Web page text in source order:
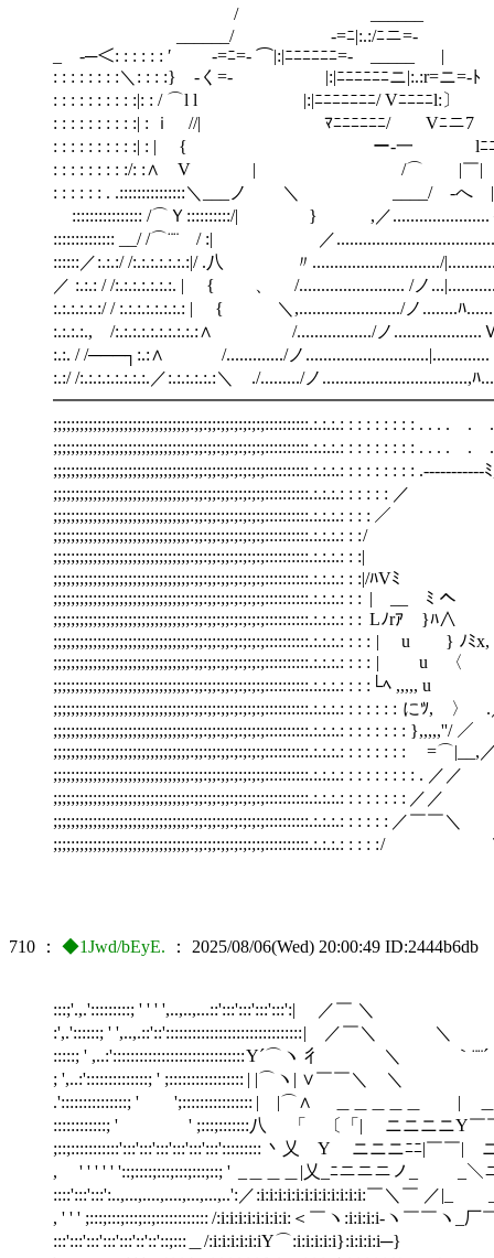
/ ______ /⌒l...} | . . . . . . . : :
______/ -=ﾆ|:.:/ﾆニ=- }./〈 . . . .
_ -─＜: : : : : : ′ -=ﾆ=‐ ⌒|:|ﾆﾆﾆﾆﾆﾆ=-
: : : : : : : :＼: : : :} -く=‐ |:|ﾆﾆﾆﾆﾆﾆニ
: : : : : : : : : :|: : / ⌒l l |:|ﾆﾆﾆﾆﾆﾆﾆ/ Vﾆﾆﾆ
: : : : : : : : : :| : ｉ //| ﾏﾆﾆﾆﾆﾆﾆ/ Vﾆ
: : : : : : : : : :| : | { ー‐一 lﾆﾆ/
: : : : : : : : :/: :∧ V | /⌒ |￣| .
: : : : : : . .:::::::::::::::＼___ノ ＼
:::::::::::::::: /⌒Ｙ::::::::::/| } ,／
:::::::::::::: __/ /⌒¨¨ / :| ／
::::::／:.:.:/ /:.:.:.:.:.:.:|/ .八 〃............................./
／ :.:.: / /:.:.:.:.:.:.:. | { 、 /
:.:.:.:.:.:/ / :.:.:.:.:.:.:.: | { ＼
:.:.:.:., /:.:.:.:.:.:.:.:.:.:∧ /
:.:. / /───┐:.:∧ /............./ノ
:.:/ /:.:.:.:.:.:.:.:.／:.:.:.:.:.:＼ ./
;;;;;;;;;;;;;;;;;;;;;;;;;;;;;;;:;;:;;:;;:;:;:;:;::::::::::.:.:.:.: : :
;;;;;;;;;;;;;;;;;;;;;;;;;;;;;;;:;;:;;:;;:;:;:;:;::::::::::.:.:.:.: : : : : : :
;;;;;;;;;;;;;;;;;;;;;;;;;;;;;;;:;;:;;:;;:;:;:;:;::::::::::.:.:.:.: :
;;;;;;;;;;;;;;;;;;;;;;;;;;;;;;;:;;:;;:;;:;:;:;:;::::::::::.:.:.:.: : :
710 ： ◆1Jwd/bEyE. ： 2025/08/06(Wed) 20:00:49 ID:2444b6db
:::;'.,.':::::::::; ' ' ' ',..,..,...::':::':::':::':::':| ／￣ ＼
:',.'::::::; ' ',..,.::'::'::::::::::::::::::::::::::::::: | ／￣＼ ＼
:::::; ' ,..:':::::::::::::::::::::::::::::: Y´⌒ヽ 彳 ＼ ｀¨¨´
; ',..:'::::::::::::::; ' ;::::::::::::::::: | |⌒ヽ| ∨￣￣＼ ＼
.':::::::::::::::; ' ';:::::::::::::::: | |⌒∧ ＿＿＿＿＿ |
::::::::::::; ' ' ;:::;:::::::八 「 〔「| ニニニニΥ￣￣
;::;:::::::::::':::':::':::':::':::':::'::::::::: 丶乂 Υ ニニニﾆﾆ|
, ' ' ' ' ' '::;::::;:::;:::;:::;::; ' _＿＿＿|乂_ﾆニニ
::::':::':::':..,...,....,....,...,...,..':／:i:i:i:i:i:i:i:i:i:i:i:i:￣＼￣
, ' ' ' ;:::;:::;:::;::;:::::::::::: /:i:i:i:i:i:i:i:i:＜￣ヽ
:::':::':::':::':::'::'::'::;:::＿/